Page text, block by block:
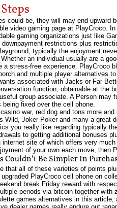
could be, they will may end
video gaming page at PlayCroco.
gaming organizations just like
restrictions plus
typically the enjoyment
an individual usually are a
a stress-free experience.
and multiple player alternatives
associated with Jacks or Far
function, obtainable at the
group associate. A Person
fixed over the cell phone.
war, red dog and tons more
Wild, Joker Poker and many a great
you really like regarding typically
to getting additional bonuses
site of which offers very
of your own each move, then
Couldn’t Be Simpler In
that all of these varieties of points
PlayCroco cell phone on
break Friday reward with
periods via bitcoin together
games alternatives in this